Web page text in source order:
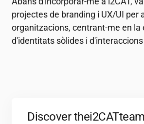
projectes de branding i UX/UI per
organitzacions, centrant-me en la
d'identitats sòlides i
Discover thei2CATteam